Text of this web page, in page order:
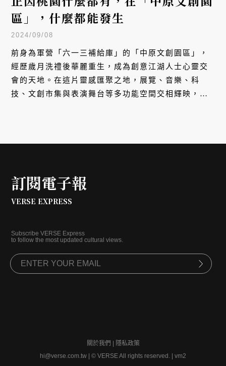
區」，什麼都能發生
2024/09/08
前身為軍營「六一三補給庫」的「中原文創園區」，
經歷歲月洗禮後華麗重生，成為創意江湖人士心靈交
會的天地。在這片靈感匯聚之地，展覽、音樂、科
技、文創市集與表演舞台等多功能空間交相輝映，讓
訂閱電子報
VERSE EXPRESS
Subscribe VERSE Express
to follow the most updated cultural views.
關於我們
隱私政策
hi@verse.com.tw
© VERSE All rights reserved. | vm2